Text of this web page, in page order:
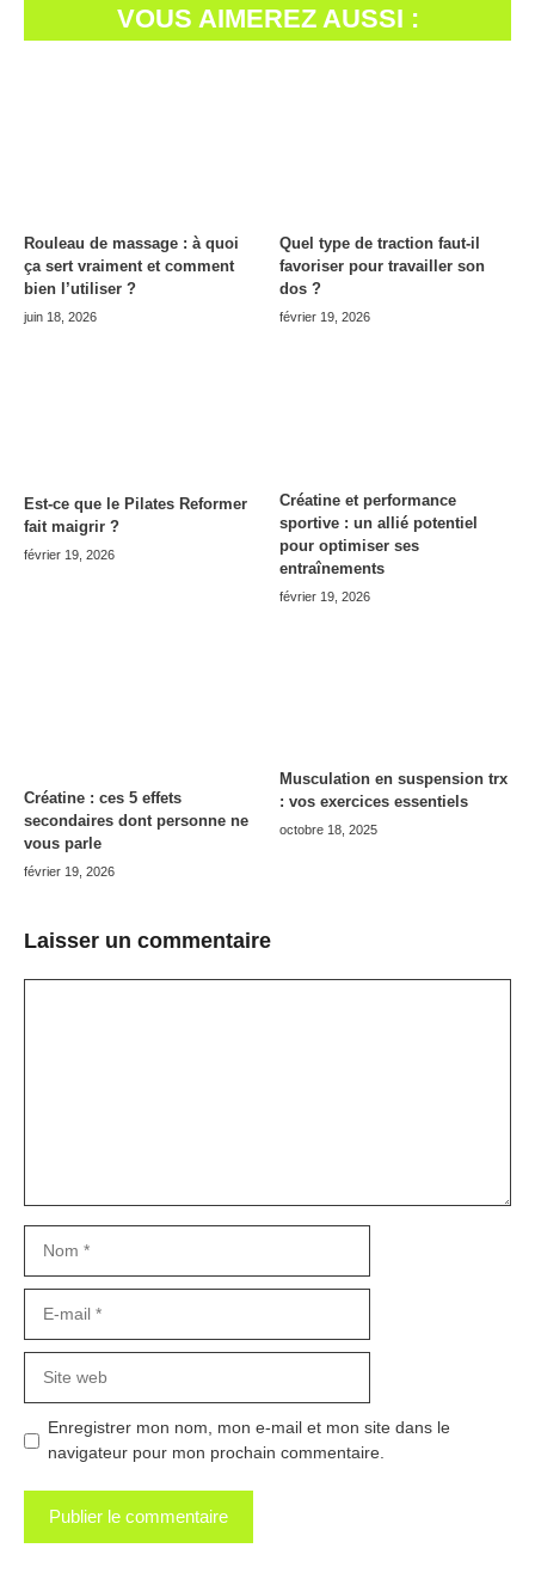
VOUS AIMEREZ AUSSI :
Rouleau de massage : à quoi
ça sert vraiment et comment
bien l’utiliser ?
juin 18, 2026
Quel type de traction faut-il
favoriser pour travailler son
dos ?
février 19, 2026
Est-ce que le Pilates Reformer
fait maigrir ?
février 19, 2026
Créatine et performance
sportive : un allié potentiel
pour optimiser ses
entraînements
février 19, 2026
Créatine : ces 5 effets
secondaires dont personne ne
vous parle
février 19, 2026
Musculation en suspension trx
: vos exercices essentiels
octobre 18, 2025
Laisser un commentaire
mail
web
Enregistrer mon nom, mon e-mail et mon site dans le
navigateur pour mon prochain commentaire.